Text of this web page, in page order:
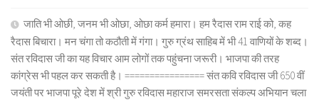
जाति भी ओछी, जनम भी ओछा, ओछा कर्म हमारा। हम रैदास राम राई को, कह
रैदास बिचारा। मन चंगा तो कठौती में गंगा। गुरु ग्रंथ साहिब में भी 41 वाणियों के शब्द।
संत रविदास जी का यह विचार आम लोगों तक पहुंचना जरूरी। भाजपा की तरह
कांग्रेस भी पहल कर सकती है। ================ संत कवि रविदास जी 650 वीं
जयंती पर भाजपा पूरे देश में श्री गुरु रविदास महाराज समरसता संकल्प अभियान चला